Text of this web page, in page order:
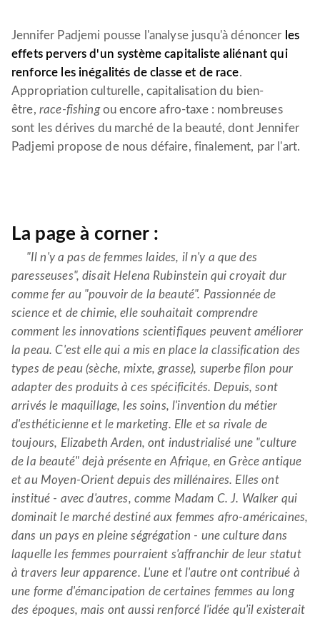
Jennifer Padjemi pousse l'analyse jusqu'à dénoncer les
effets pervers d'un système capitaliste aliénant qui
renforce les inégalités de classe et de race.
Appropriation culturelle, capitalisation du bien-
être, race-fishingou encore afro-taxe : nombreuses
sont les dérives du marché de la beauté, dont Jennifer
Padjemi propose de nous défaire, finalement, par l'art.
La page à corner :
"Il n'y a pas de femmes laides, il n'y a que des
paresseuses", disait Helena Rubinstein qui croyait dur
comme fer au "pouvoir de la beauté". Passionnée de
science et de chimie, elle souhaitait comprendre
comment les innovations scientifiques peuvent améliorer
la peau. C'est elle qui a mis en place la classification des
types de peau (sèche, mixte, grasse), superbe filon pour
adapter des produits à ces spécificités. Depuis, sont
arrivés le maquillage, les soins, l'invention du métier
d'esthéticienne et le marketing. Elle et sa rivale de
toujours, Elizabeth Arden, ont industrialisé une "culture
de la beauté" dejà présente en Afrique, en Grèce antique
et au Moyen-Orient depuis des millénaires. Elles ont
institué - avec d'autres, comme Madam C. J. Walker qui
dominait le marché destiné aux femmes afro-américaines,
dans un pays en pleine ségrégation - une culture dans
laquelle les femmes pourraient s'affranchir de leur statut
à travers leur apparence. L'une et l'autre ont contribué à
une forme d'émancipation de certaines femmes au long
des époques, mais ont aussi renforcé l'idée qu'il existerait